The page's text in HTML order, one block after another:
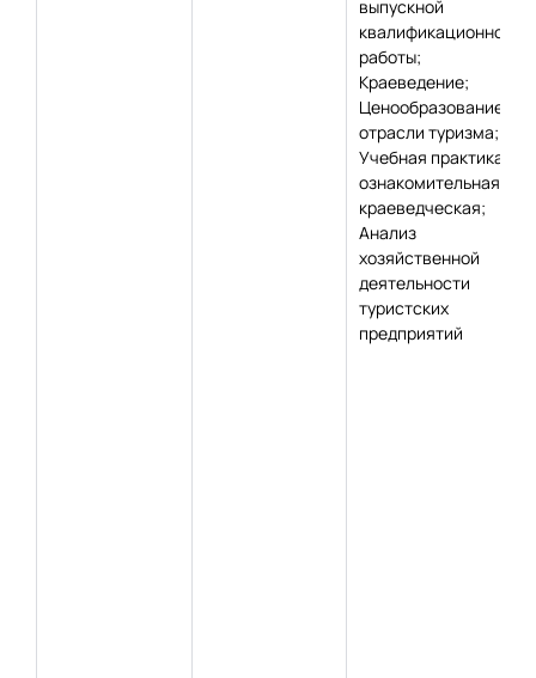
выпускной
квалификационной
работы;
Краеведение;
Ценообразование в
отрасли туризма;
Учебная практика,
ознакомительная,
краеведческая;
Анализ
хозяйственной
деятельности
туристских
предприятий